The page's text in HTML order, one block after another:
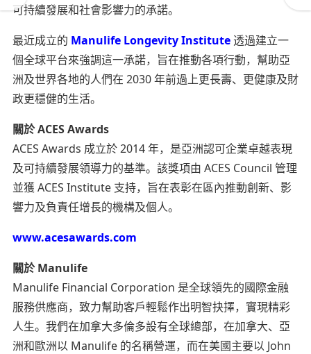
可持續發展和社會影響力的承諾。
最近成立的 Manulife Longevity Institute透過建立一
個全球平台來強調這一承諾，旨在推動各項行動，幫助亞
洲及世界各地的人們在 2030 年前過上更長壽、更健康及財
政更穩健的生活。
關於 ACES Awards
ACES Awards 成立於 2014 年，是亞洲認可企業卓越表現
及可持續發展領導力的基準。該獎項由 ACES Council 管理
並獲 ACES Institute 支持，旨在表彰在區內推動創新、影
響力及負責任增長的機構及個人。
www.acesawards.com
關於 Manulife
Manulife Financial Corporation 是全球領先的國際金融
服務供應商，致力幫助客戶輕鬆作出明智抉擇，實現精彩
人生。我們在加拿大多倫多設有全球總部，在加拿大、亞
洲和歐洲以 Manulife 的名稱營運，而在美國主要以 John